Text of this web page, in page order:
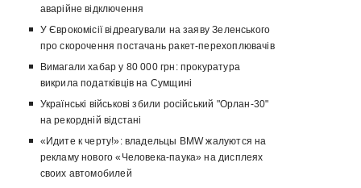
аварійне відключення
У Єврокомісії відреагували на заяву Зеленського
про скорочення постачань ракет-перехоплювачів
Вимагали хабар у 80 000 грн: прокуратура
викрила податківців на Сумщині
Українські військові збили російський "Орлан-30"
на рекордній відстані
«Идите к черту!»: владельцы BMW жалуются на
рекламу нового «Человека-паука» на дисплеях
своих автомобилей